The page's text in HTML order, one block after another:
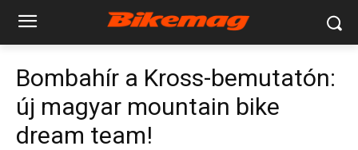
Bombahír a Kross-bemutatón:
új magyar mountain bike
dream team!